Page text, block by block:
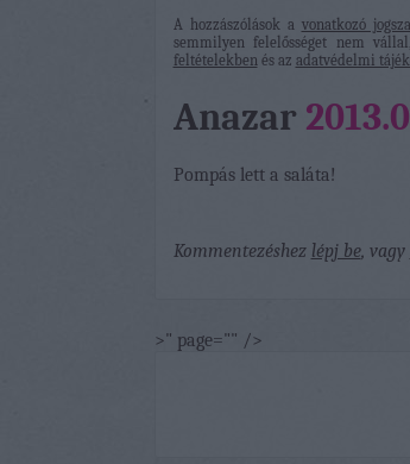
A hozzászólások a vonatkozó
semmilyen felelősséget nem
feltételekbenés az adatvédelmi
Anazar
Pompás lett a saláta!
Kommentezéshez lépj be, vagy
>" page="" />